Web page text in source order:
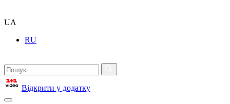
UA
RU
Відкрити у додатку